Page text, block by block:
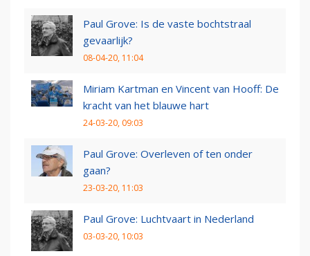
Paul Grove: Is de vaste bochtstraal
gevaarlijk?
08-04-20, 11:04
Miriam Kartman en Vincent van Hooff: De
kracht van het blauwe hart
24-03-20, 09:03
Paul Grove: Overleven of ten onder
gaan?
23-03-20, 11:03
Paul Grove: Luchtvaart in Nederland
03-03-20, 10:03